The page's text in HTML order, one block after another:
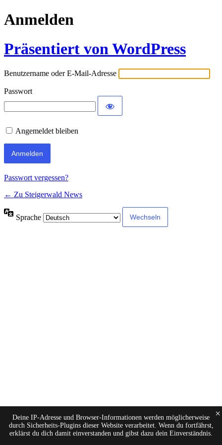
Anmelden
Präsentiert von WordPress
Benutzername oder E-Mail-Adresse
Passwort
Angemeldet bleiben
Passwort vergessen?
← Zu Steigerwald News
Sprache
Deine IP-Adresse und Browser-Informationen werden möglicherweise
durch Sicherheits-Plugins dieser Website verarbeitet. Wenn du fortfährst,
erklärst du dich damit einverstanden und gibst dazu dein Einverständnis.
×